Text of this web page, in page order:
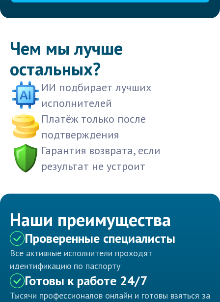
Чем мы лучше
остальных?
ИИ подбирает лучших
исполнителей
Платёж только после
подтверждения
Гарантия возврата, если
результат не устроит
Наши преимущества
Проверенные специалисты
Все активные исполнители проходят
идентификацию по паспорту
Готовы к работе 24/7
Тысячи профессионалов онлайн и готовы взяться за